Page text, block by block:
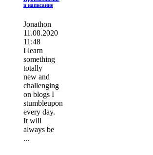
и написание
Jonathon
11.08.2020
11:48
I learn
ѕοmething
totally
new and
challenging
on blogs I
stumbleupon
every day.
It wіll
always be
...